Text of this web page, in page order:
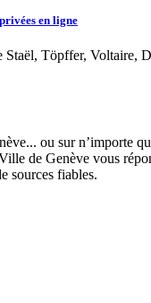
en ligne
Staël, Töpffer, Voltaire,
ou sur n’importe
de Genève vous
sources fiables.